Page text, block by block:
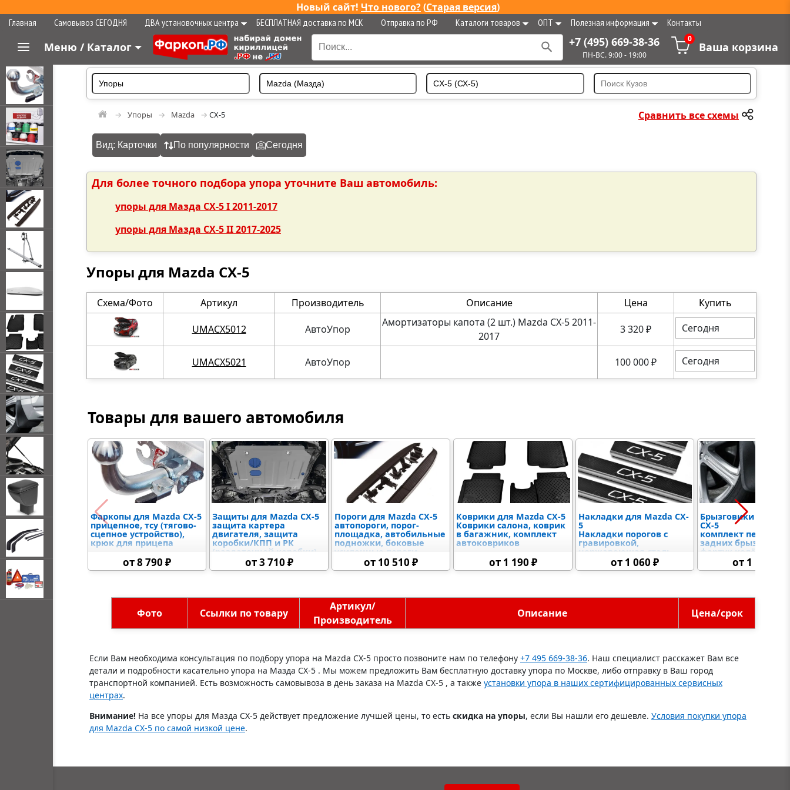
Новый сайт! Что нового?(Старая версия)
Главная Самовывоз СЕГОДНЯ ДВА установочных центра БЕСПЛАТНАЯ доставка по МСК Отправка по РФ Каталоги товаров ОПТ Полезная информация Контакты
Меню / Каталог +7 (495) 669-38-36
ПН-ВС. 9:00 - 19:00
0
Ваша корзина
Упоры Mazda CX-5 Сравнить все схемы
Вид: Карточки По популярности Сегодня
Для более точного подбора упора уточните Ваш автомобиль:
упоры для Мазда СХ-5 I 2011-2017
упоры для Мазда СХ-5 II 2017-2025
Упоры для Mazda CX-5
Схема/Фото Артикул Производитель Описание Цена Купить
UMACX5012 АвтоУпор
Амортизаторы капота (2 шт.) Mazda CX-5 2011-
2017
3 320₽ Сегодня
UMACX5021 АвтоУпор 100 000₽ Сегодня
Товары для вашего автомобиля
Фаркопы для Mazda CX-5
прицепное, тсу (тягово-
сцепное устройство),
крюк для прицепа
от 8 790 ₽
Защиты для Mazda CX-5
защита картера
двигателя, защита
коробки/КПП и РК
(раздаточной коробки),
защыита радиатора и
дифференциалов,
управления
от 3 710 ₽
Пороги для Mazda CX-5
автопороги, порог-
площадка, автобильные
подножки, боковые
усиленные пороги
от 10 510 ₽
Коврики для Mazda CX-5
Коврики салона, коврик
в багажник, комплект
автоковриков
от 1 190 ₽
Накладки для Mazda CX-
5
Накладки порогов с
гравировкой,
нержавеющая сталь,
накладки в багажник
от 1 060 ₽
Брызговики для
CX-5
комплект
задних
фартук колёсной
локеры,
универсальные
от 1 140 ₽
Фото Ссылки по товару
Артикул/
Производитель
Описание Цена/срок
Если Вам необходима консультация по подбору упора на Mazda CX-5 просто позвоните нам по телефону +7 495 669-38-36. Наш специалист расскажет Вам все
детали и подробности касательно упора на Мазда СХ-5 . Мы можем предложить Вам бесплатную доставку упора по Москве, либо отправку в Ваш город
транспортной компанией. Есть возможность самовывоза в день заказа на Mazda CX-5 , а также установки упора в наших сертифицированных сервисных
центрах.
Внимание! На все упоры для Мазда СХ-5 действует предложение лучшей цены, то есть скидка на упоры, если Вы нашли его дешевле. Условия покупки упора
для Mazda CX-5 по самой низкой цене.